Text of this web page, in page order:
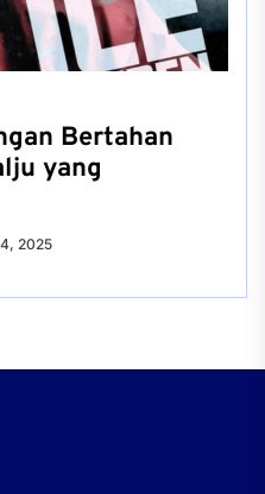
Bertahan
yang
2025